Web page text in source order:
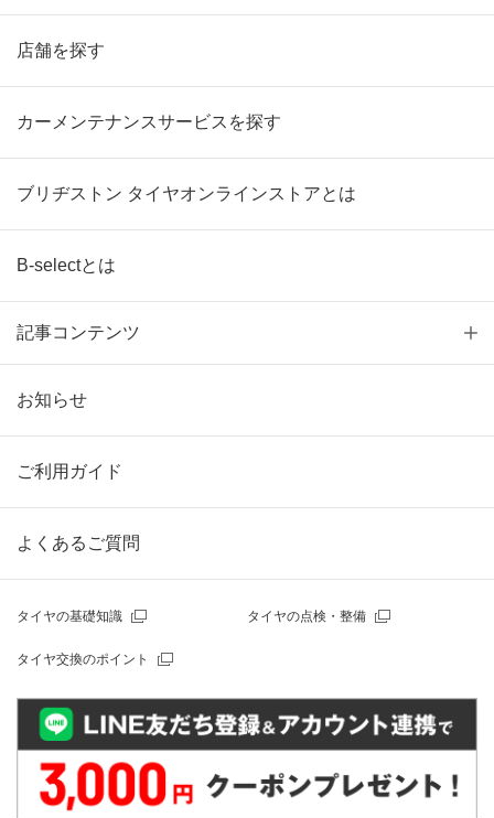
店舗を探す
カーメンテナンスサービスを探す
ブリヂストン タイヤオンラインストアとは
B-selectとは
記事コンテンツ
お知らせ
ご利用ガイド
よくあるご質問
タイヤの基礎知識 タイヤの点検・整備
タイヤ交換のポイント